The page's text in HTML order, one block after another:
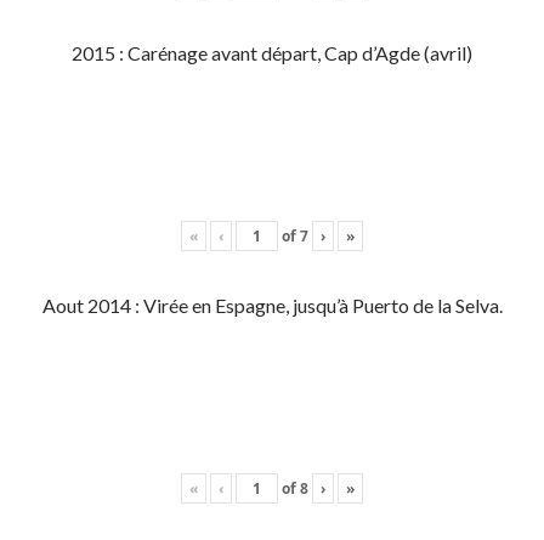
2015 : Carénage avant départ, Cap d’Agde (avril)
« ‹ of7 › »
Aout 2014 : Virée en Espagne, jusqu’à Puerto de la Selva.
« ‹ of8 › »